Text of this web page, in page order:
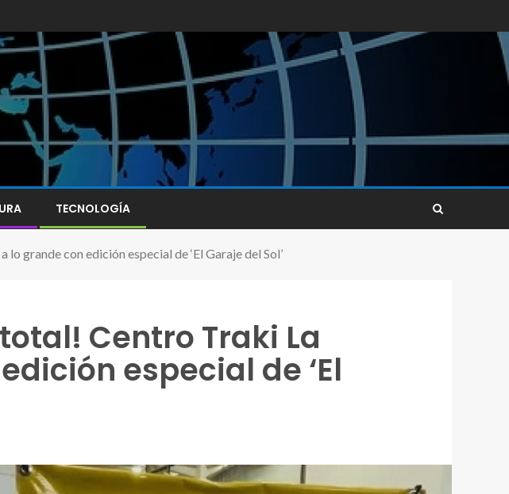
TECNOLOGÍA
grande con edición especial de ‘El Garaje del Sol’
Centro Traki La
especial de ‘El